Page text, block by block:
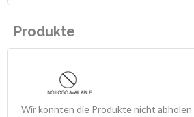
Produkte
Wir konnten die Produkte nicht abholen